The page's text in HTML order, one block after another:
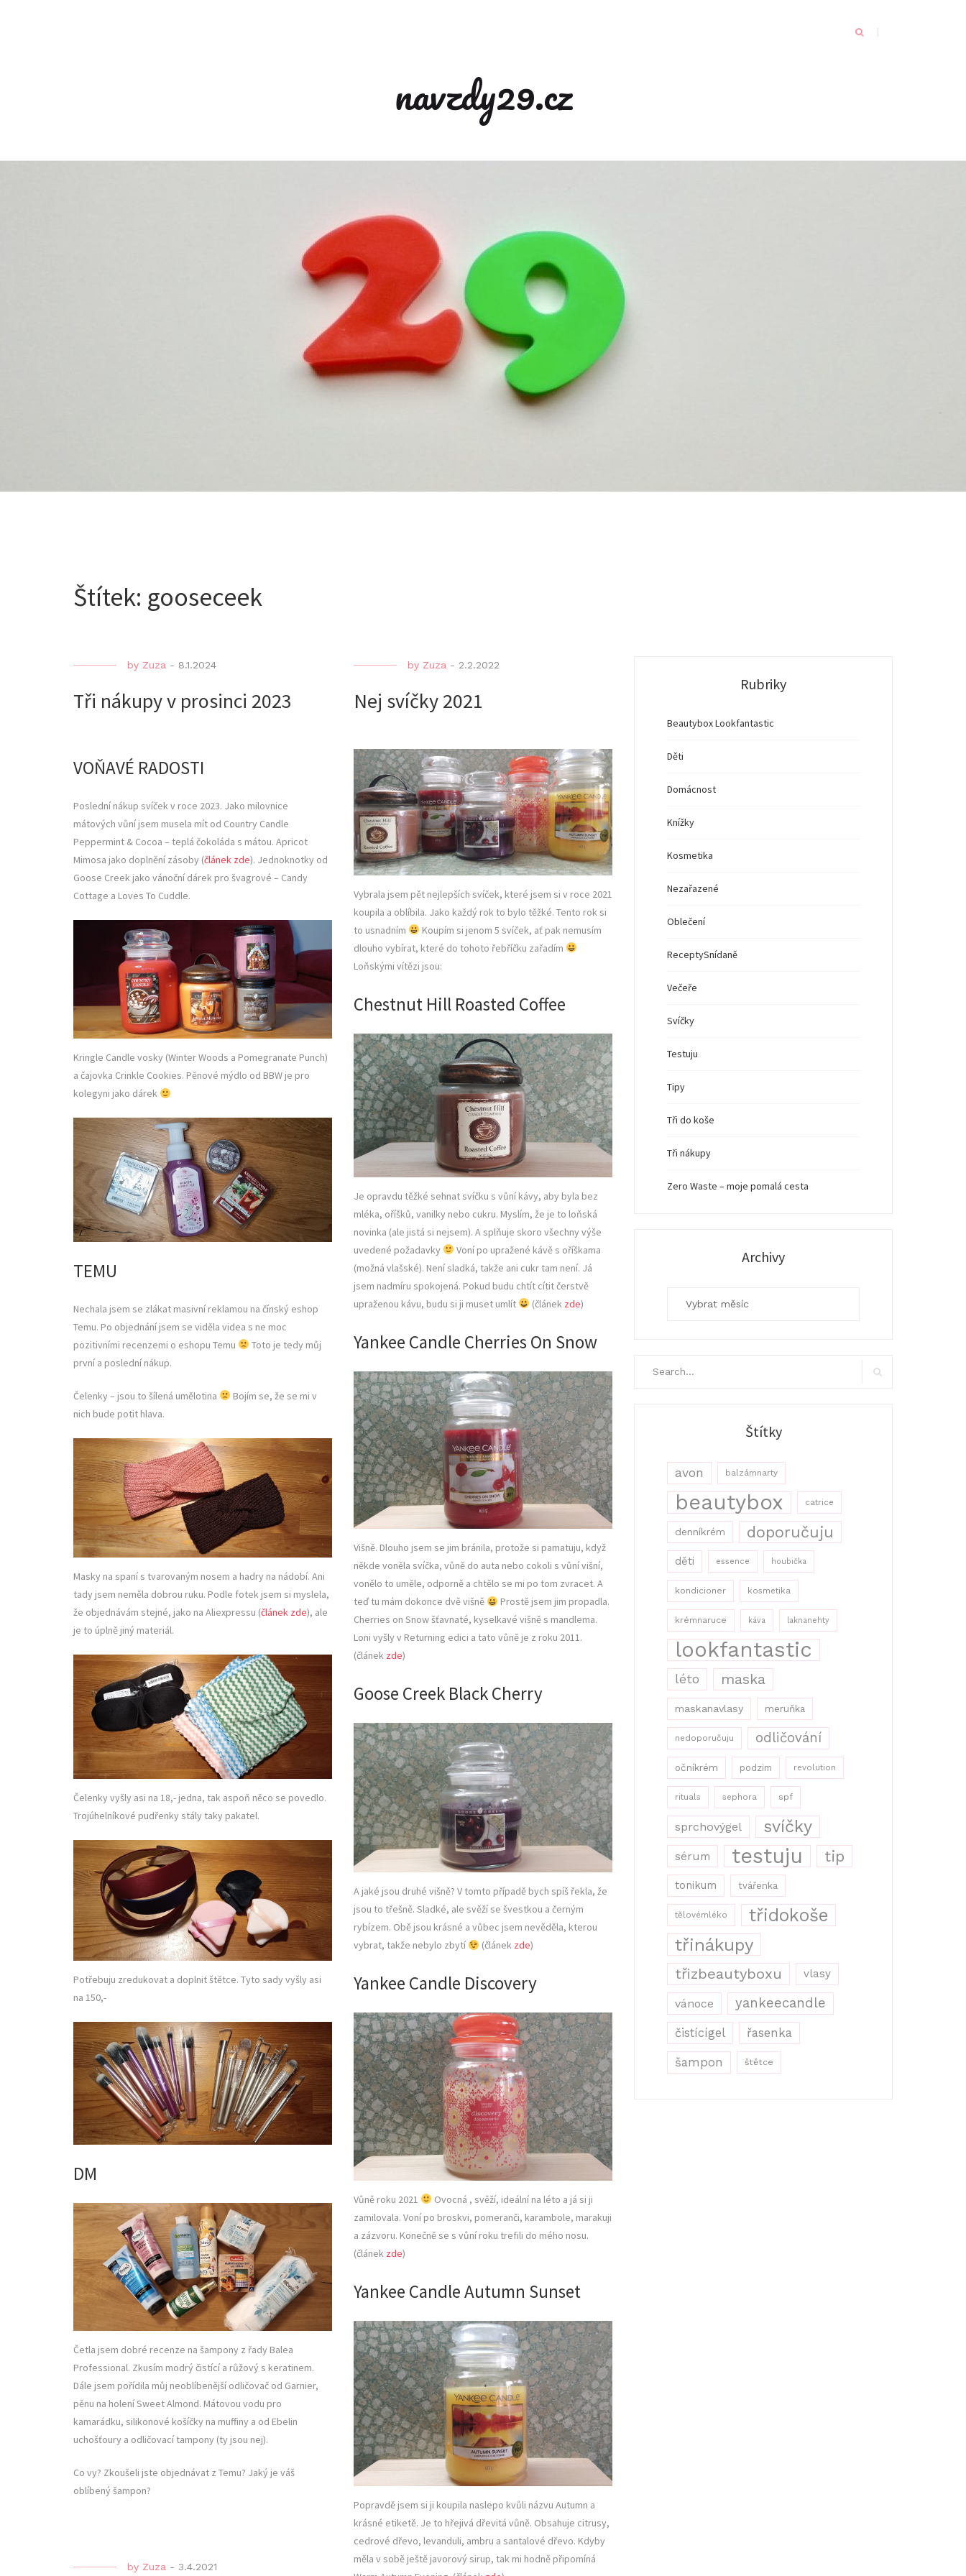
navzdy29.cz
Štítek: gooseceek
by Zuza - 8.1.2024
Tři nákupy v prosinci 2023
VOŇAVÉ RADOSTI
Poslední nákup svíček v roce 2023. Jako milovnice
mátových vůní jsem musela mít od Country Candle
Peppermint & Cocoa – teplá čokoláda s mátou. Apricot
Mimosa jako doplnění zásoby (článek zde). Jednoknotky od
Goose Creek jako vánoční dárek pro švagrové – Candy
Cottage a Loves To Cuddle.
Kringle Candle vosky (Winter Woods a Pomegranate Punch)
a čajovka Crinkle Cookies. Pěnové mýdlo od BBW je pro
kolegyni jako dárek
TEMU
Nechala jsem se zlákat masivní reklamou na čínský eshop
Temu. Po objednání jsem se viděla videa s ne moc
pozitivními recenzemi o eshopu Temu
Toto je tedy můj
první a poslední nákup.
Čelenky – jsou to šílená umělotina
Bojím se, že se mi v
nich bude potit hlava.
Masky na spaní s tvarovaným nosem a hadry na nádobí. Ani
tady jsem neměla dobrou ruku. Podle fotek jsem si myslela,
že objednávám stejné, jako na Aliexpressu (článek zde), ale
je to úplně jiný materiál.
Čelenky vyšly asi na 18,- jedna, tak aspoň něco se povedlo.
Trojúhelníkové pudřenky stály taky pakatel.
Potřebuju zredukovat a doplnit štětce. Tyto sady vyšly asi
na 150,-
DM
Četla jsem dobré recenze na šampony z řady Balea
Professional. Zkusím modrý čistící a růžový s keratinem.
Dále jsem pořídila můj neoblíbenější odličovač od Garnier,
pěnu na holení Sweet Almond. Mátovou vodu pro
kamarádku, silikonové košíčky na muffiny a od Ebelin
uchošťoury a odličovací tampony (ty jsou nej).
Co vy? Zkoušeli jste objednávat z Temu? Jaký je váš
oblíbený šampon?
by Zuza - 2.2.2022
Nej svíčky 2021
Vybrala jsem pět nejlepších svíček, které jsem si v roce 2021
koupila a oblíbila. Jako každý rok to bylo těžké. Tento rok si
to usnadním
Koupím si jenom 5 svíček, ať pak nemusím
dlouho vybírat, které do tohoto řebříčku zařadím
Loňskými vítězi jsou:
Chestnut Hill Roasted Coffee
Je opravdu těžké sehnat svíčku s vůní kávy, aby byla bez
mléka, oříšků, vanilky nebo cukru. Myslím, že je to loňská
novinka (ale jistá si nejsem). A splňuje skoro všechny výše
uvedené požadavky
Voní po upražené kávě s oříškama
(možná vlašské). Není sladká, takže ani cukr tam není. Já
jsem nadmíru spokojená. Pokud budu chtít cítit čerstvě
upraženou kávu, budu si ji muset umlít
(článek zde)
Yankee Candle Cherries On Snow
Višně. Dlouho jsem se jim bránila, protože si pamatuju, když
někde voněla svíčka, vůně do auta nebo cokoli s vůní višní,
vonělo to uměle, odporně a chtělo se mi po tom zvracet. A
teď tu mám dokonce dvě višně
Prostě jsem jim propadla.
Cherries on Snow šťavnaté, kyselkavé višně s mandlema.
Loni vyšly v Returning edici a tato vůně je z roku 2011.
(článek zde)
Goose Creek Black Cherry
A jaké jsou druhé višně? V tomto případě bych spíš řekla, že
jsou to třešně. Sladké, ale svěží se švestkou a černým
rybízem. Obě jsou krásné a vůbec jsem nevěděla, kterou
vybrat, takže nebylo zbytí
(článek zde)
Yankee Candle Discovery
Vůně roku 2021
Ovocná , svěží, ideální na léto a já si ji
zamilovala. Voní po broskvi, pomeranči, karambole, marakuji
a zázvoru. Konečně se s vůní roku trefili do mého nosu.
(článek zde)
Yankee Candle Autumn Sunset
Popravdě jsem si ji koupila naslepo kvůli názvu Autumn a
krásné etiketě. Je to hřejivá dřevitá vůně. Obsahuje citrusy,
cedrové dřevo, levanduli, ambru a santalové dřevo. Kdyby
měla v sobě ještě javorový sirup, tak mi hodně připomíná
by Zuza - 3.4.2021
Rubriky
Beautybox Lookfantastic
Děti
Domácnost
Knížky
Kosmetika
Nezařazené
Oblečení
ReceptySnídaně
Večeře
Svíčky
Testuju
Tipy
Tři do koše
Tři nákupy
Zero Waste – moje pomalá cesta
Archivy
Štítky
avon balzámnarty
beautybox catrice
denníkrém doporučuju
děti essence houbička
kondicioner kosmetika
krémnaruce káva laknanehty
lookfantastic
léto maska
maskanavlasy meruňka
nedoporučuju odličování
očníkrém podzim revolution
rituals sephora spf
sprchovýgel svíčky
sérum testuju tip
tonikum tvářenka
tělovémléko
třidokoše
třinákupy
třizbeautyboxu vlasy
vánoce yankeecandle
čistícígel řasenka
šampon štětce